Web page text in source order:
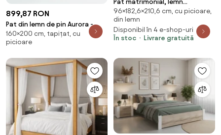
899,87 RON
Pat din lemn de pin Aurora -
Culoarea - Pin natural: Pin
natural 160x200
160×200 cm, tapițat, cu
picioare
Pat matrimonial, lemn
cireş/metal negru, 180x200,
DOLORES
96×182,6×210,6 cm, cu picioare,
din lemn
Disponibil în 4 e-shop-uri
În stoc
Livrare gratuită